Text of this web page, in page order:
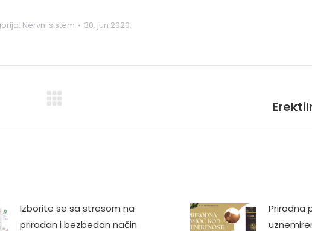
Nervni sistem 30. jun 2020.
Izborite se sa stresom na
prirodan i bezbedan način
Prirodna